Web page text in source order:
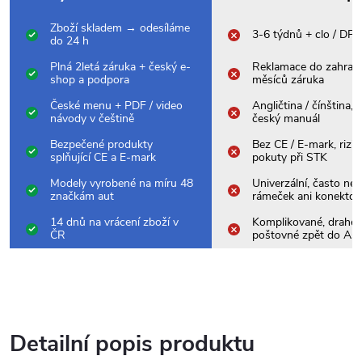
Zboží skladem → odesíláme
do 24 h
3-6 týdnů + clo /
Plná 2letá záruka + český e-
shop a podpora
Reklamace do
měsíců záruka
České menu + PDF / video
návody v češtině
Angličtina / čínština,
český manuál
Bezpečené produkty
splňující CE a E-mark
Bez CE / E-mark,
pokuty při STK
Modely vyrobené na míru 48
značkám aut
Univerzální, často
rámeček ani konektor
14 dnů na vrácení zboží v
ČR
Komplikované, drahé
poštovné zpět do
Detailní popis produktu